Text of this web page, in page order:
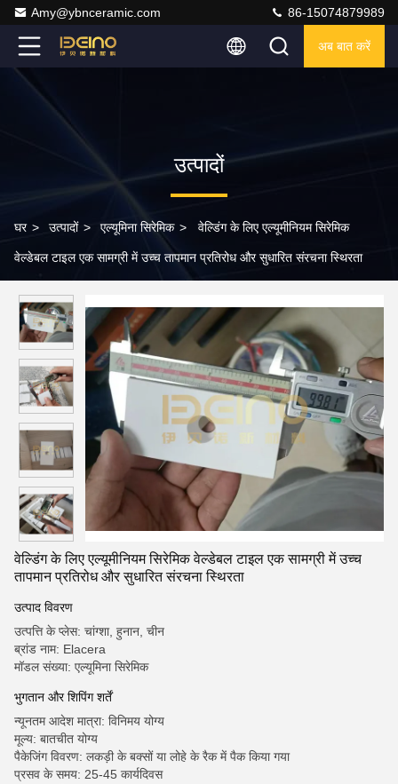
Amy@ybnceramic.com 86-15074879989
अब बात करें
उत्पादों
घर > उत्पादों > एल्यूमिना सिरेमिक > वेल्डिंग के लिए एल्यूमीनियम सिरेमिक
वेल्डेबल टाइल एक सामग्री में उच्च तापमान प्रतिरोध और सुधारित संरचना स्थिरता
वेल्डिंग के लिए एल्यूमीनियम सिरेमिक वेल्डेबल टाइल एक सामग्री में उच्च
तापमान प्रतिरोध और सुधारित संरचना स्थिरता
उत्पाद विवरण
उत्पत्ति के प्लेस: चांग्शा, हुनान, चीन
ब्रांड नाम: Elacera
मॉडल संख्या: एल्यूमिना सिरेमिक
भुगतान और शिपिंग शर्तें
न्यूनतम आदेश मात्रा: विनिमय योग्य
मूल्य: बातचीत योग्य
पैकेजिंग विवरण: लकड़ी के बक्सों या लोहे के रैक में पैक किया गया
प्रसव के समय: 25-45 कार्यदिवस